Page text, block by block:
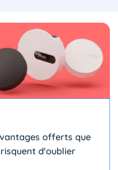
offerts que
d'oublier